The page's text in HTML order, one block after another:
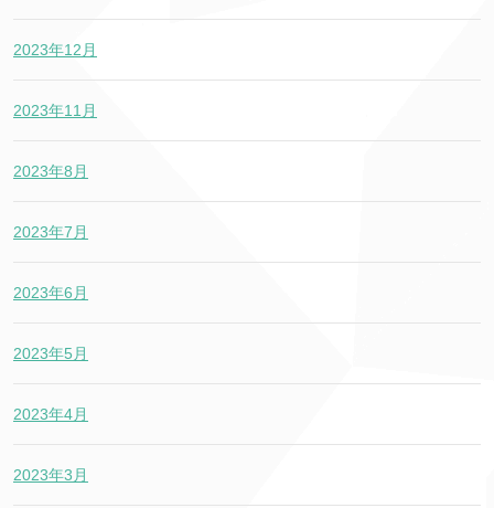
2023年12月
2023年11月
2023年8月
2023年7月
2023年6月
2023年5月
2023年4月
2023年3月